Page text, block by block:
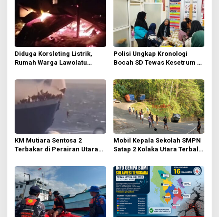
p
o
s
Diduga Korsleting Listrik,
Rumah Warga Lawolatu
Polisi Ungkap Kronologi
Bocah SD Tewas Kesetrum di
KM Mutiara Sentosa 2
Terbakar di Perairan Utara
Penumpang Dievakuasi
Mobil Kepala Sekolah SMPN
Satap 2 Kolaka Utara Terbalik
Tamborasi